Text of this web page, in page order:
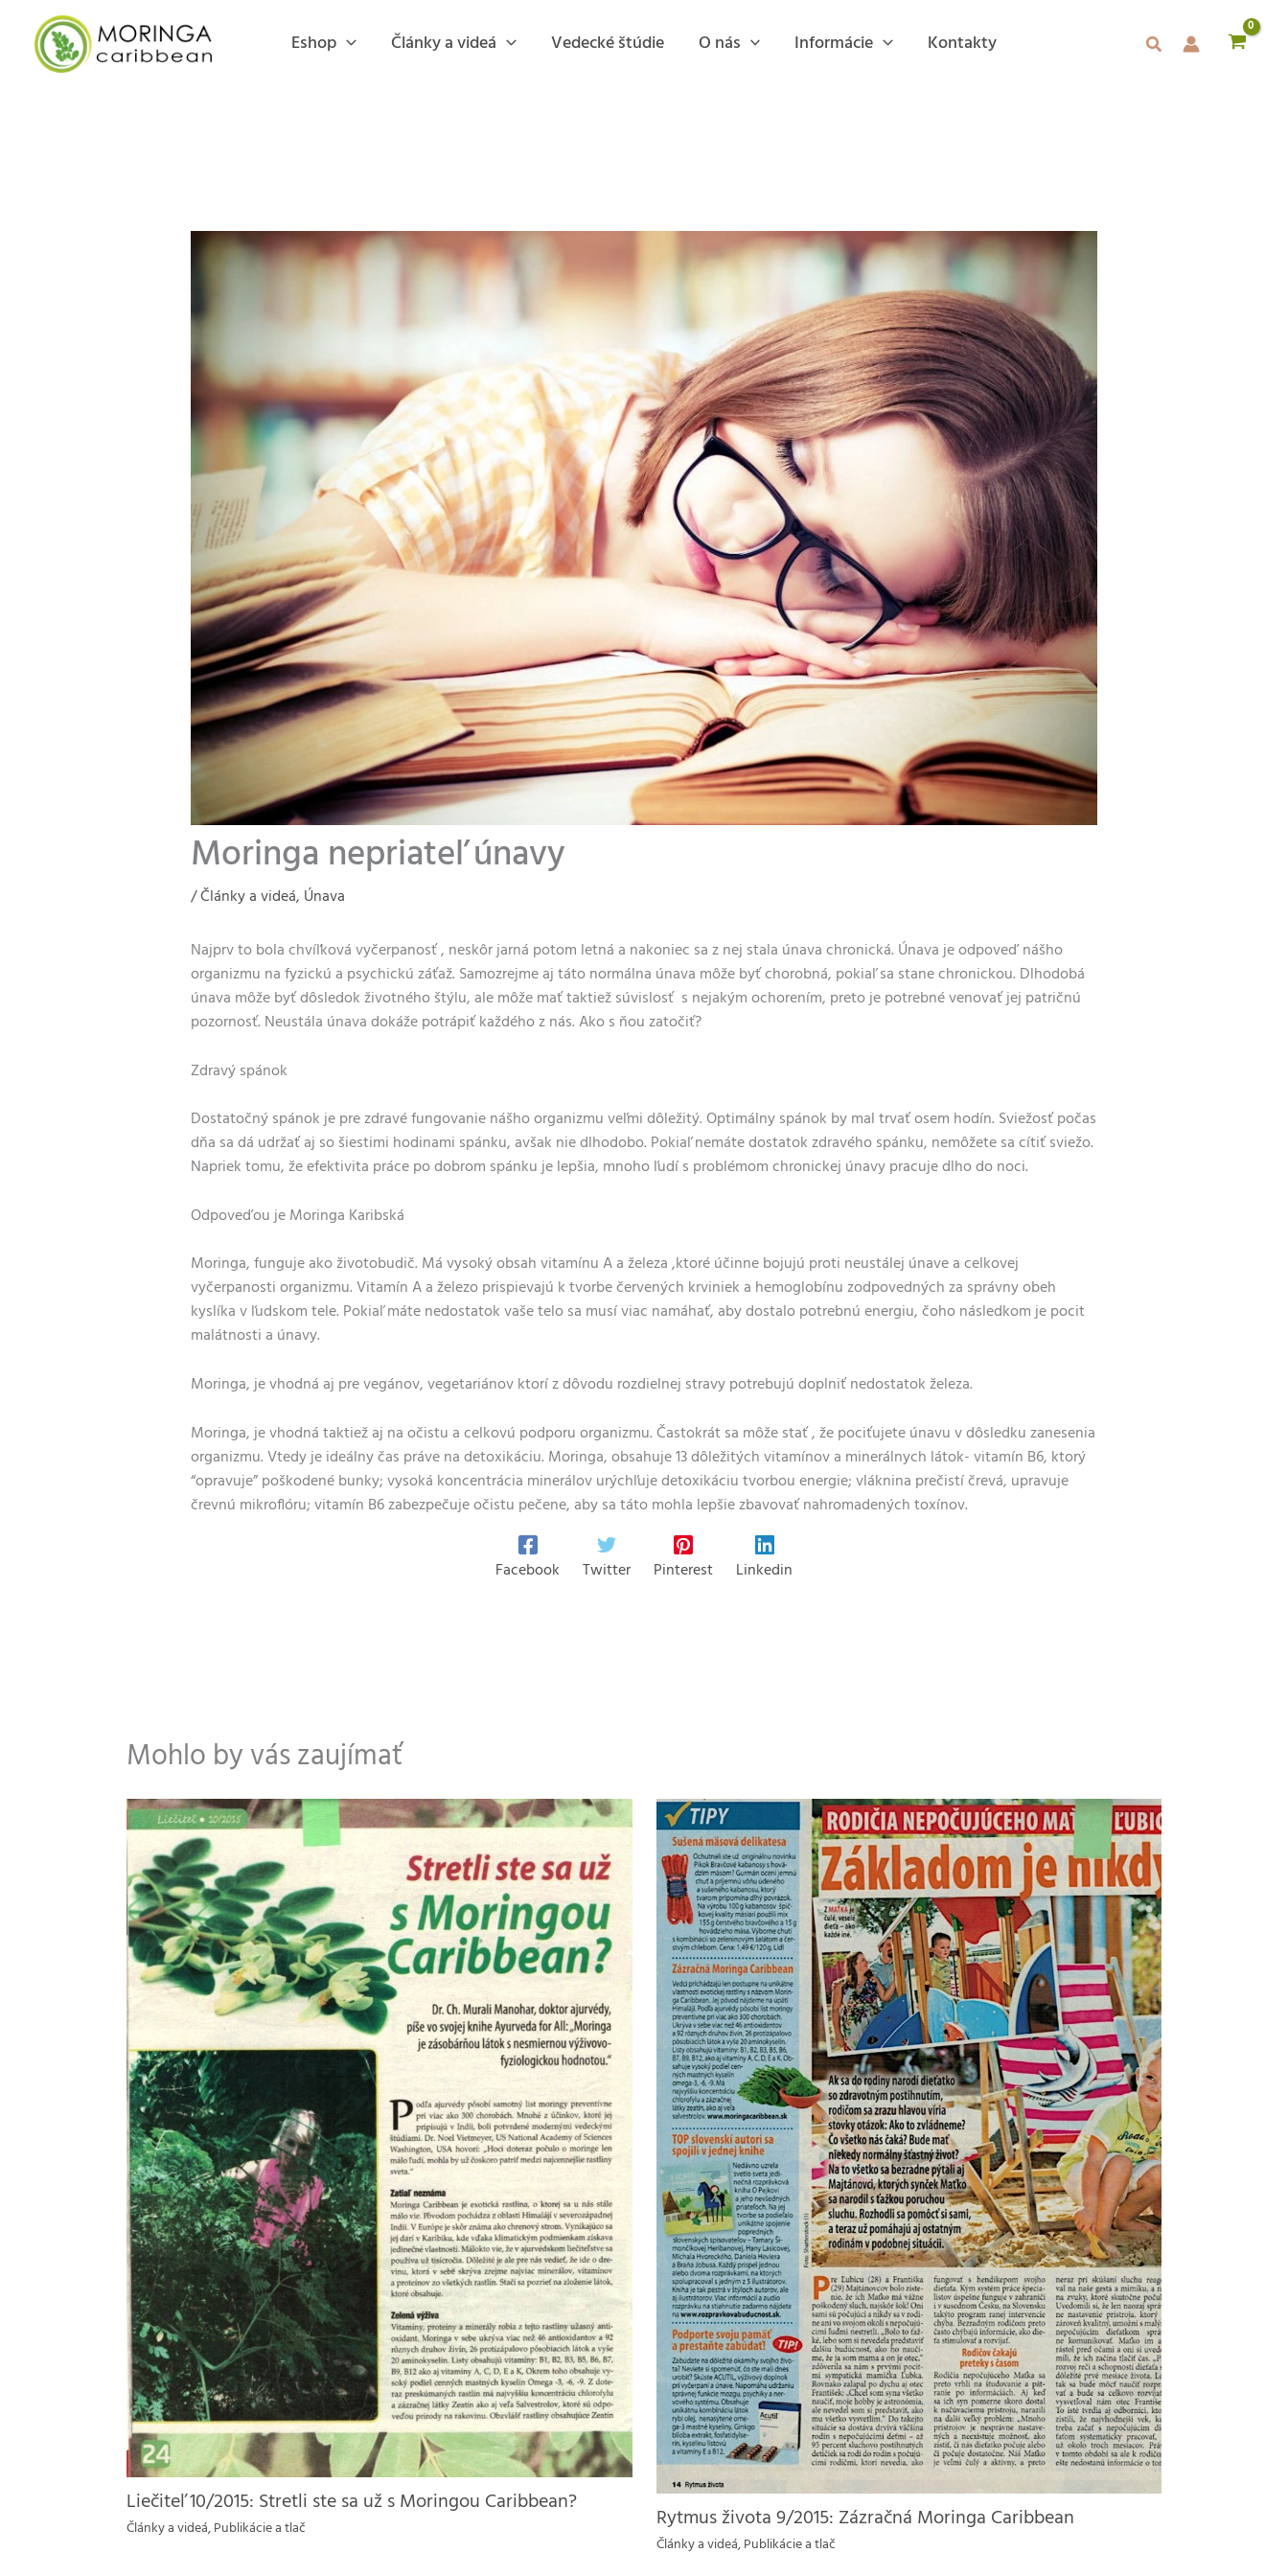
Preskočiť
obsah
Eshop Články a videá Vedecké štúdie O nás Informácie Kontakty
Moringa nepriateľ únavy
/Články a videá, Únava
Najprv to bola chvíľková vyčerpanosť , neskôr jarná potom letná a nakoniec sa z nej stala únava chronická. Únava je odpoveď nášho
organizmu na fyzickú a psychickú záťaž. Samozrejme aj táto normálna únava môže byť chorobná, pokiaľ sa stane chronickou. Dlhodobá
únava môže byť dôsledok životného štýlu, ale môže mať taktiež súvislosť s nejakým ochorením, preto je potrebné venovať jej patričnú
pozornosť. Neustála únava dokáže potrápiť každého z nás. Ako s ňou zatočiť?
Zdravý spánok
Dostatočný spánok je pre zdravé fungovanie nášho organizmu veľmi dôležitý. Optimálny spánok by mal trvaťosem hodín. Sviežosť počas
dňa sa dá udržať aj so šiestimi hodinami spánku, avšak nie dlhodobo. Pokiaľ nemáte dostatok zdravého spánku, nemôžete sa cítiť sviežo.
Napriek tomu, že efektivita práce po dobrom spánku je lepšia, mnoho ľudí s problémom chronickej únavy pracuje dlho do noci.
Odpoveďou je Moringa Karibská
Moringa, funguje akoživotobudič. Má vysoký obsah vitamínu A a železa ,ktoré účinne bojujú proti neustálej únave a celkovej
vyčerpanosti organizmu. Vitamín A a železo prispievajú k tvorbe červených krviniek a hemoglobínu zodpovedných za správny obeh
kyslíka v ľudskom tele. Pokiaľ máte nedostatok vaše telo sa musí viac namáhať, aby dostalopotrebnú energiu, čoho následkom je pocit
malátnosti a únavy.
Moringa, je vhodná aj prevegánov, vegetariánovktorí z dôvodu rozdielnej stravy potrebujú doplniť nedostatok železa.
Moringa, je vhodná taktiež aj na očistu a celkovú podporu organizmu. Častokrát sa môže stať , že pociťujete únavu v dôsledku zanesenia
organizmu. Vtedy je ideálny čas práve na detoxikáciu. Moringa, obsahuje13 dôležitých vitamínov a minerálnych látok- vitamín B6, ktorý
“opravuje” poškodené bunky; vysoká koncentrácia minerálov urýchľuje detoxikáciu tvorbou energie; vláknina prečistí črevá, upravuje
črevnú mikroflóru; vitamín B6 zabezpečuje očistu pečene, aby sa táto mohla lepšie zbavovať nahromadených toxínov.
Facebook Twitter Pinterest Linkedin
Mohlo by vás zaujímať
Liečiteľ 10/2015: Stretli ste sa už s Moringou Caribbean?
Články a videá,Publikácie a tlač Rytmus života 9/2015: Zázračná Moringa Caribbean
Články a videá,Publikácie a tlač